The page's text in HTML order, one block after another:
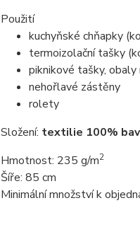
Použití
kuchyňské chňapky
termoizolační tašky
piknikové tašky, obaly
nehořlavé zástěny
rolety
Složení: textilie 100%
Hmotnost: 235 g/m2
Šíře: 85 cm
Minimální množství k